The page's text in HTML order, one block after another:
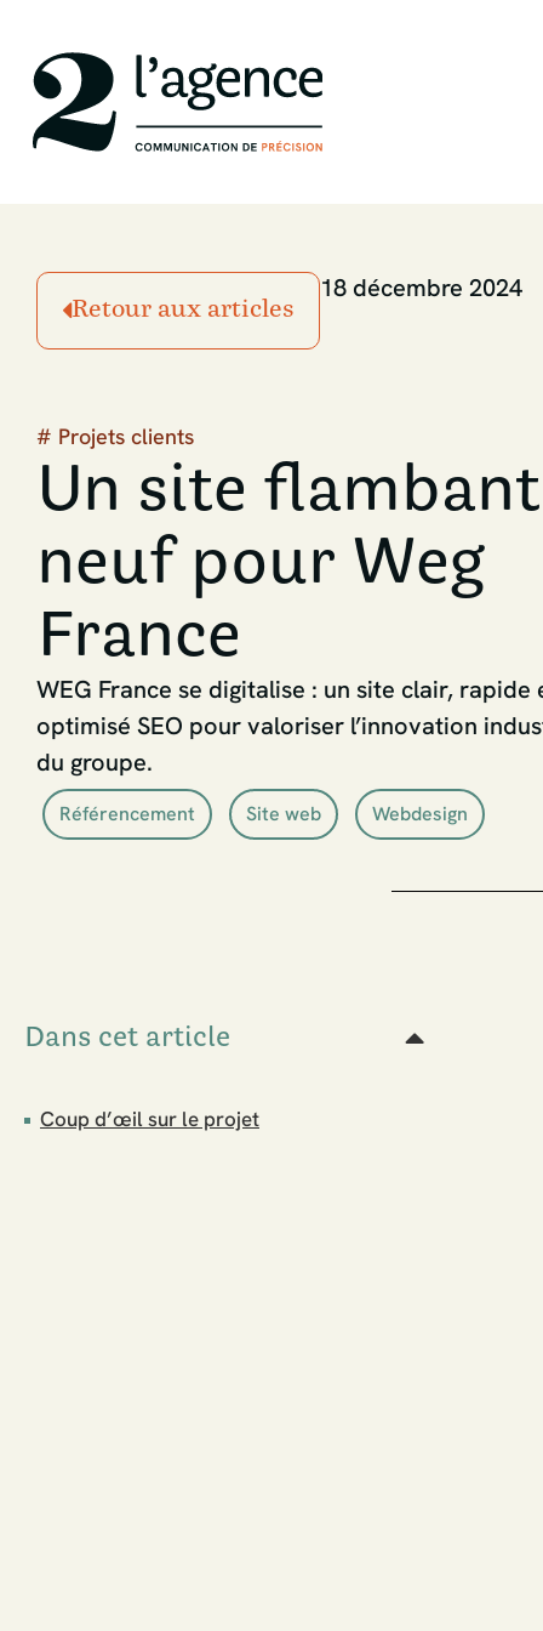
Retour aux articles
18 décembre 2024
# Projets clients
Un site flambant
neuf pour Weg
France
WEG France se digitalise : un site clair, rapide
optimisé SEO pour valoriser l’innovation
du groupe.
Référencement Site web Webdesign
Dans cet article
Coup d’œil sur le projet